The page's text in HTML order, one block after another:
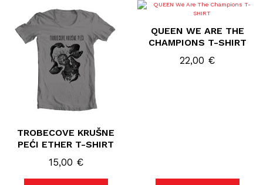
TROBECOVE KRUŠNE
PEĆI ETHER T-SHIRT
15,00 €
proizvod
ima
varijanti.
Opcije
se
mogu
odabrati
na
proizvoda
QUEEN WE ARE THE
CHAMPIONS T-SHIRT
22,00 €
Ovaj
proizvod
više
varijanti.
Opcije
se
mogu